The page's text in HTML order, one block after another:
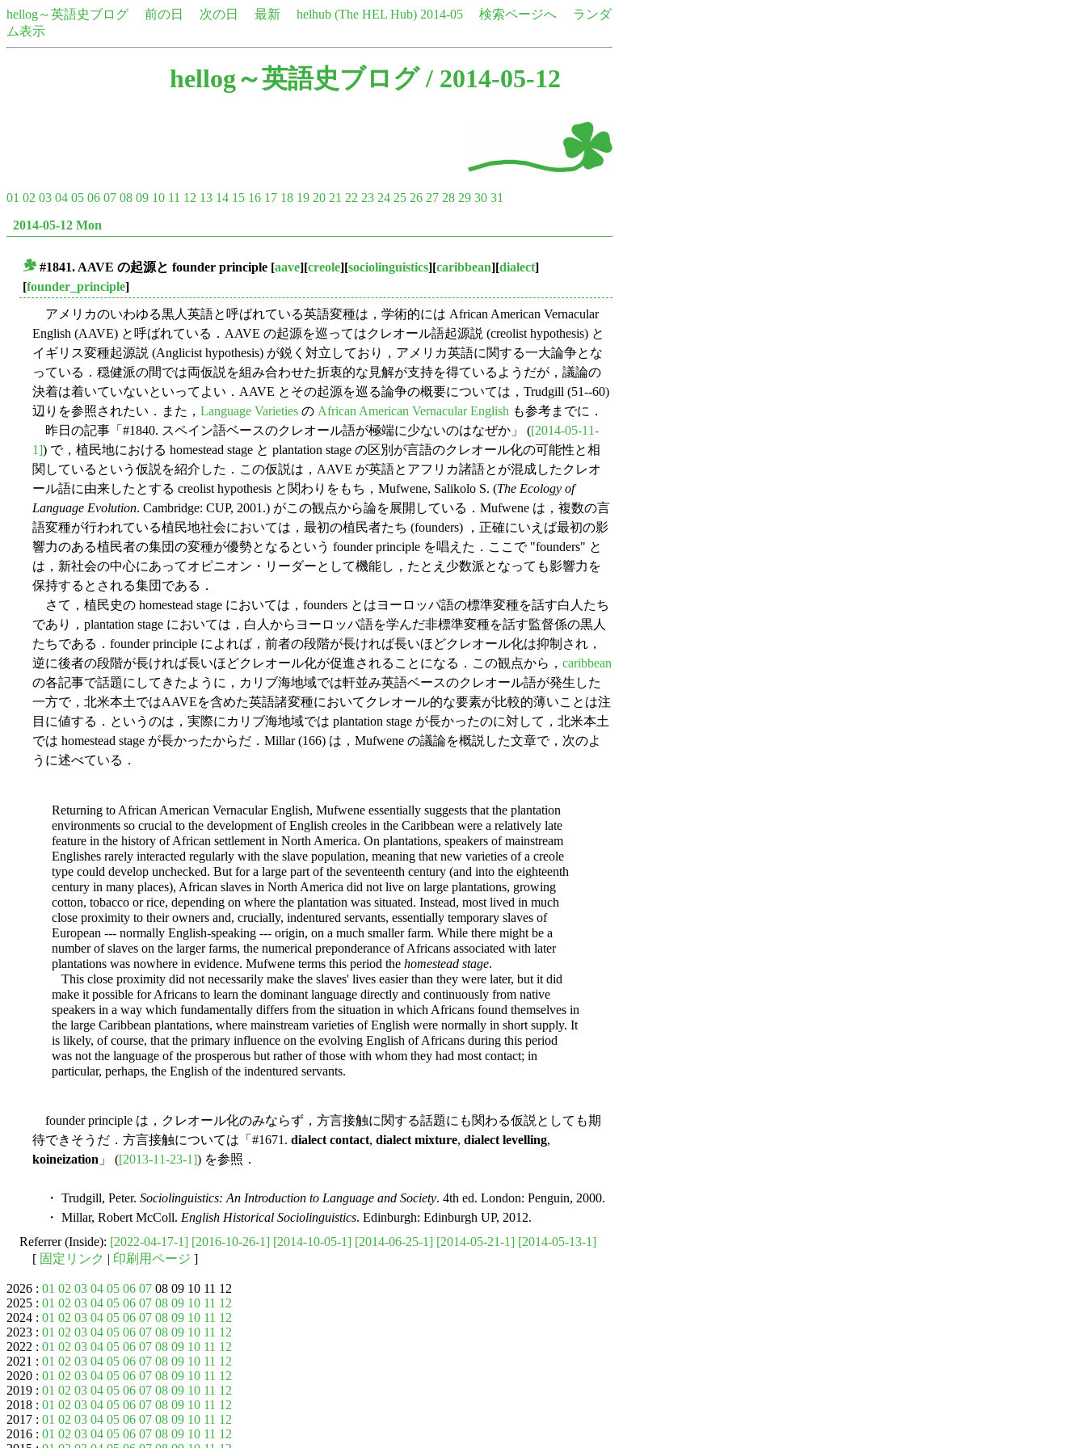
hellog～英語史ブログ 前の日 次の日 最新 helhub (The HEL Hub) 2014-05 検索ページへ
ランダ
ム表示
hellog～英語史ブログ/ 2014-05-12
01 02 03 04 05 06 07 08 09 10 11 12 13 14 15 16 17 18 19 20 21 22 23 24 25 26 27 28 29 30 31
2014-05-12 Mon
#1841. AAVE の起源と founder principle [aave][creole][sociolinguistics][caribbean][dialect]
[founder_principle]
アメリカのいわゆる黒人英語と呼ばれている英語変種は，学術的には African American Vernacular
English (AAVE) と呼ばれている．AAVE の起源を巡ってはクレオール語起源説 (creolist hypothesis) と
イギリス変種起源説 (Anglicist hypothesis) が鋭く対立しており，アメリカ英語に関する一大論争とな
っている．穏健派の間では両仮説を組み合わせた折衷的な見解が支持を得ているようだが，議論の
決着は着いていないといってよい．AAVE とその起源を巡る論争の概要については，Trudgill (51--60)
辺りを参照されたい．また， Language Varieties の African American Vernacular English も参考までに．
昨日の記事「#1840. スペイン語ベースのクレオール語が極端に少ないのはなぜか」 ([2014-05-11-
1]) で，植民地における homestead stage と plantation stage の区別が言語のクレオール化の可能性と相
関しているという仮説を紹介した．この仮説は，AAVE が英語とアフリカ諸語とが混成したクレオ
ール語に由来したとする creolist hypothesis と関わりをもち，Mufwene, Salikolo S. (The Ecology of
Language Evolution. Cambridge: CUP, 2001.) がこの観点から論を展開している．Mufwene は，複数の言
語変種が行われている植民地社会においては，最初の植民者たち (founders) ，正確にいえば最初の影
響力のある植民者の集団の変種が優勢となるという founder principle を唱えた．ここで "founders" と
は，新社会の中心にあってオピニオン・リーダーとして機能し，たとえ少数派となっても影響力を
保持するとされる集団である．
さて，植民史の homestead stage においては，founders とはヨーロッパ語の標準変種を話す白人たち
であり，plantation stage においては，白人からヨーロッパ語を学んだ非標準変種を話す監督係の黒人
たちである．founder principle によれば，前者の段階が長ければ長いほどクレオール化は抑制され，
逆に後者の段階が長ければ長いほどクレオール化が促進されることになる．この観点から， caribbean
の各記事で話題にしてきたように，カリブ海地域では軒並み英語ベースのクレオール語が発生した
一方で，北米本土ではAAVEを含めた英語諸変種においてクレオール的な要素が比較的薄いことは注
目に値する．というのは，実際にカリブ海地域では plantation stage が長かったのに対して，北米本土
では homestead stage が長かったからだ．Millar (166) は，Mufwene の議論を概説した文章で，次のよ
うに述べている．
Returning to African American Vernacular English, Mufwene essentially suggests that the plantation
environments so crucial to the development of English creoles in the Caribbean were a relatively late
feature in the history of African settlement in North America. On plantations, speakers of mainstream
Englishes rarely interacted regularly with the slave population, meaning that new varieties of a creole
type could develop unchecked. But for a large part of the seventeenth century (and into the eighteenth
century in many places), African slaves in North America did not live on large plantations, growing
cotton, tobacco or rice, depending on where the plantation was situated. Instead, most lived in much
close proximity to their owners and, crucially, indentured servants, essentially temporary slaves of
European --- normally English-speaking --- origin, on a much smaller farm. While there might be a
number of slaves on the larger farms, the numerical preponderance of Africans associated with later
plantations was nowhere in evidence. Mufwene terms this period the homestead stage.
This close proximity did not necessarily make the slaves' lives easier than they were later, but it did
make it possible for Africans to learn the dominant language directly and continuously from native
speakers in a way which fundamentally differs from the situation in which Africans found themselves in
the large Caribbean plantations, where mainstream varieties of English were normally in short supply. It
is likely, of course, that the primary influence on the evolving English of Africans during this period
was not the language of the prosperous but rather of those with whom they had most contact; in
particular, perhaps, the English of the indentured servants.
founder principle は，クレオール化のみならず，方言接触に関する話題にも関わる仮説としても期
待できそうだ．方言接触については「#1671. dialect contact, dialect mixture, dialect levelling,
koineization 」 ([2013-11-23-1]) を参照．
・ Trudgill, Peter. Sociolinguistics: An Introduction to Language and Society. 4th ed. London: Penguin, 2000.
・ Millar, Robert McColl. English Historical Sociolinguistics. Edinburgh: Edinburgh UP, 2012.
Referrer (Inside): [2022-04-17-1] [2016-10-26-1] [2014-10-05-1] [2014-06-25-1] [2014-05-21-1] [2014-05-13-1]
[ 固定リンク | 印刷用ページ ]
2026 : 01 02 03 04 05 06 07 08 09 10 11 12
2025 : 01 02 03 04 05 06 07 08 09 10 11 12
2024 : 01 02 03 04 05 06 07 08 09 10 11 12
2023 : 01 02 03 04 05 06 07 08 09 10 11 12
2022 : 01 02 03 04 05 06 07 08 09 10 11 12
2021 : 01 02 03 04 05 06 07 08 09 10 11 12
2020 : 01 02 03 04 05 06 07 08 09 10 11 12
2019 : 01 02 03 04 05 06 07 08 09 10 11 12
2018 : 01 02 03 04 05 06 07 08 09 10 11 12
2017 : 01 02 03 04 05 06 07 08 09 10 11 12
2016 : 01 02 03 04 05 06 07 08 09 10 11 12